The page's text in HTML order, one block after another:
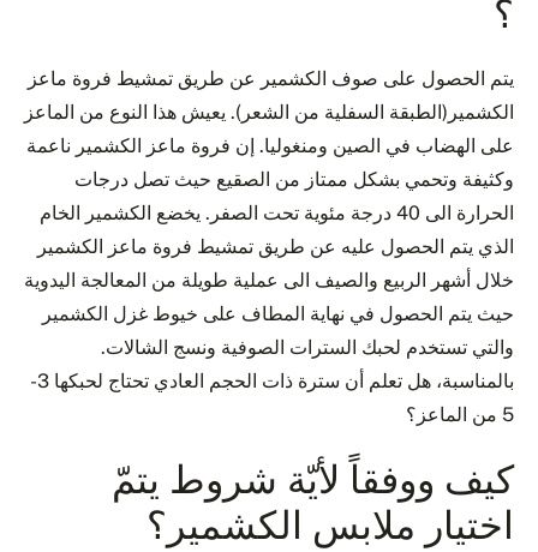
؟
يتم الحصول على صوف الكشمير عن طريق تمشيط فروة ماعز
الكشمير(الطبقة السفلية من الشعر). يعيش هذا النوع من الماعز
على الهضاب في الصين ومنغوليا. إن فروة ماعز الكشمير ناعمة
وكثيفة وتحمي بشكل ممتاز من الصقيع حيث تصل درجات
الحرارة الى 40 درجة مئوية تحت الصفر. يخضع الكشمير الخام
الذي يتم الحصول عليه عن طريق تمشيط فروة ماعز الكشمير
خلال أشهر الربيع والصيف الى عملية طويلة من المعالجة اليدوية
حيث يتم الحصول في نهاية المطاف على خيوط غزل الكشمير
والتي تستخدم لحبك السترات الصوفية ونسج الشالات.
بالمناسبة، هل تعلم أن سترة ذات الحجم العادي تحتاج لحبكها 3-
5 من الماعز؟
كيف ووفقاً لأيّة شروط يتمّ
اختيار ملابس الكشمير؟